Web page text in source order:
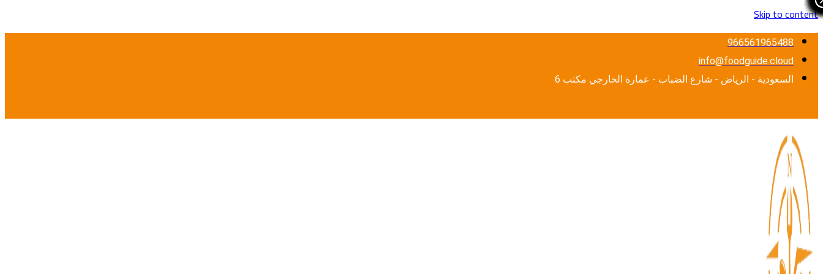
Skip to content
966561965488
info@foodguide.cloud
السعودية - الرياض - شارع الضباب - عمارة الخارجي مكتب 6